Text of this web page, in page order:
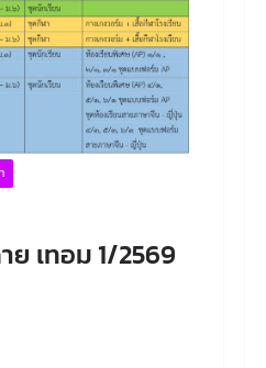
ย เทอม 1/2569